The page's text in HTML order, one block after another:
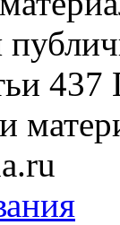
437